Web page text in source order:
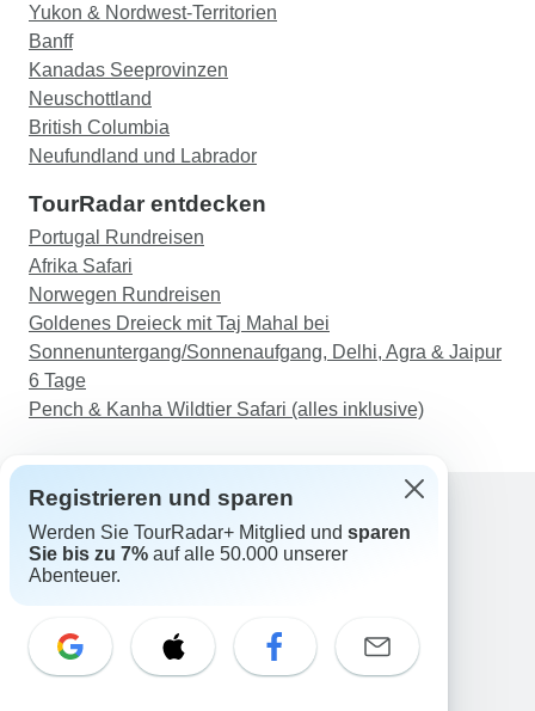
Yukon & Nordwest-Territorien
Banff
Kanadas Seeprovinzen
Neuschottland
British Columbia
Neufundland und Labrador
TourRadar entdecken
Portugal Rundreisen
Afrika Safari
Norwegen Rundreisen
Goldenes Dreieck mit Taj Mahal bei
Sonnenuntergang/Sonnenaufgang, Delhi, Agra & Jaipur
6 Tage
Pench & Kanha Wildtier Safari (alles inklusive)
Support
Kontakt
Schweiz +41 225 183 195
E-Mail: support@tourradar.com
Registrieren und sparen
Werden Sie TourRadar+ Mitglied und sparen
Sie bis zu 7% auf alle 50.000 unserer
Abenteuer.